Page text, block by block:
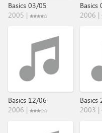
Basics 03/05
2005 |
Basics
2006 |
Basics 12/06
2006 |
Basics
2003 |